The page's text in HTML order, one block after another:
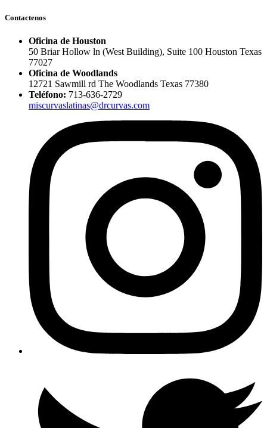
Contactenos
Oficina de Houston
50 Briar Hollow ln (West Building), Suite 100 Houston Texas
77027
Oficina de Woodlands
12721 Sawmill rd The Woodlands Texas 77380
Teléfono: 713-636-2729
miscurvaslatinas@drcurvas.com